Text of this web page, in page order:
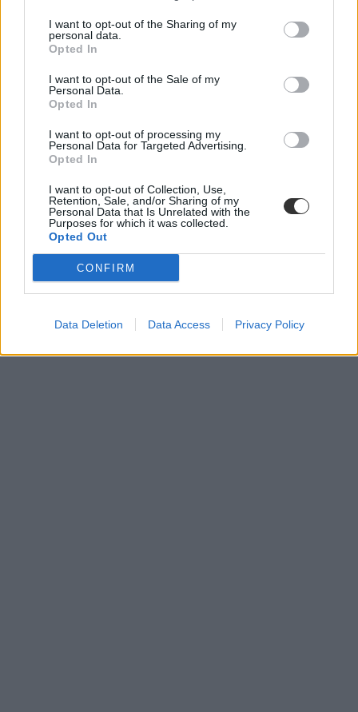
I want to opt-out of the Sharing of my
personal data.
Opted In
I want to opt-out of the Sale of my
Personal Data.
Opted In
I want to opt-out of processing my
Personal Data for Targeted Advertising.
Opted In
I want to opt-out of Collection, Use,
Retention, Sale, and/or Sharing of my
Personal Data that Is Unrelated with the
Purposes for which it was collected.
Opted Out
CONFIRM
Data Deletion Data Access Privacy Policy
ahang
konzultáció
kossuth tér
Egységes Diákfront
ellenkonzultáció